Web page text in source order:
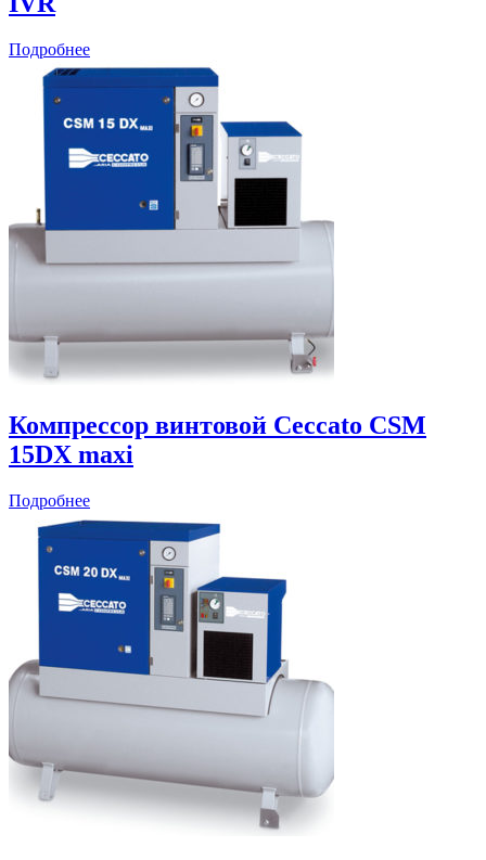
Подробнее
Компрессор винтовой Ceccato CSM
15DX maxi
Подробнее